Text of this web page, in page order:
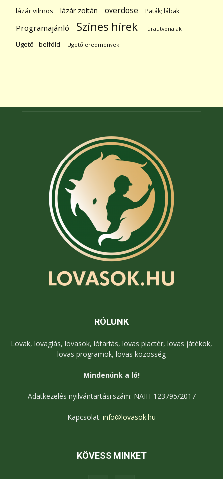
lázár vilmos lázár zoltán overdose Paták; lábak
Programajánló Színes hírek Túraútvonalak
Ügető - belföld Ügető eredmények
RÓLUNK
Lovak, lovaglás, lovasok, lótartás, lovas piactér, lovas játékok,
lovas programok, lovas közösség
Mindenünk a ló!
Adatkezelés nyilvántartási szám: NAIH-123795/2017
Kapcsolat: info@lovasok.hu
KÖVESS MINKET